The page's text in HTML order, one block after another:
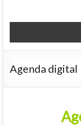
Agenda digital